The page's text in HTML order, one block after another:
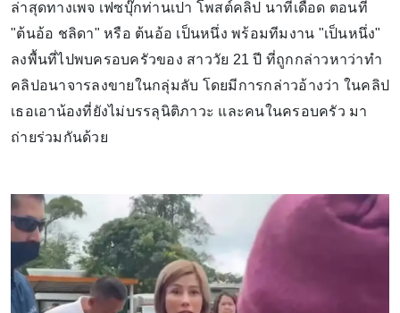
ล่าสุดทางเพจ เฟซบุ๊กท่านเปา โพสต์คลิป นาทีเดือด ตอนที่
"ต้นอ้อ ชลิดา" หรือ ต้นอ้อ เป็นหนึ่ง พร้อมทีมงาน "เป็นหนึ่ง"
ลงพื้นที่ไปพบครอบครัวของ สาววัย 21 ปี ที่ถูกกล่าวหาว่าทำ
คลิปอนาจารลงขายในกลุ่มลับ โดยมีการกล่าวอ้างว่า ในคลิป
เธอเอาน้องที่ยังไม่บรรลุนิติภาวะ และคนในครอบครัว มา
ถ่ายร่วมกันด้วย